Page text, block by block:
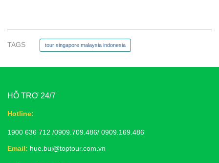
TAGS tour singapore malaysia indonesia
HỖ TRỢ 24/7
Hotline:
1900 636 712 /0909.709.486/ 0909.169.486
Email: hue.bui@toptour.com.vn